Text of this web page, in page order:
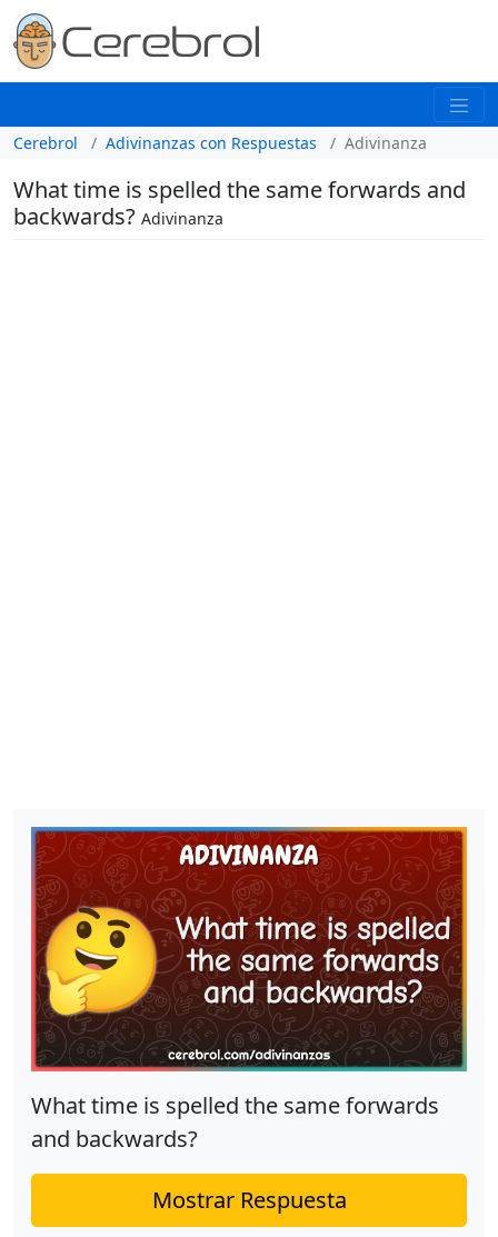
Cerebrol Adivinanzas con Respuestas Adivinanza
What time is spelled the same forwards and
backwards? Adivinanza
What time is spelled the same forwards
and backwards?
Mostrar Respuesta